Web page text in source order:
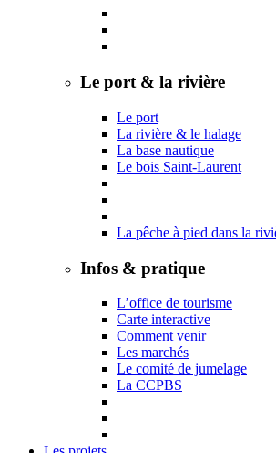
Le port & la rivière
Le port
La rivière & le halage
La base nautique
Le bois Saint-Laurent
La pêche à pied dans la
Infos & pratique
L’office de tourisme
Carte interactive
Comment venir
Les marchés
Le comité de jumelage
La CCPBS